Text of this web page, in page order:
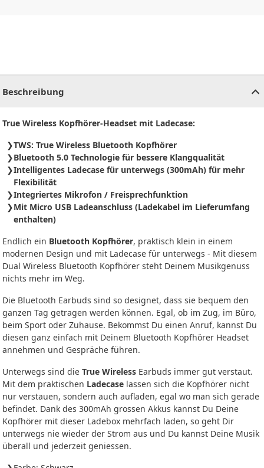
Beschreibung
True Wireless Kopfhörer-Headset mit Ladecase:
TWS: True Wireless Bluetooth Kopfhörer
Bluetooth 5.0 Technologie für bessere Klangqualität
Intelligentes Ladecase für unterwegs (300mAh) für mehr
Flexibilität
Integriertes Mikrofon / Freisprechfunktion
Mit Micro USB Ladeanschluss (Ladekabel im Lieferumfang
enthalten)
Endlich ein Bluetooth Kopfhörer, praktisch klein in einem
modernen Design und mit Ladecase für unterwegs - Mit diesem
Dual Wireless Bluetooth Kopfhörer steht Deinem Musikgenuss
nichts mehr im Weg.
Die Bluetooth Earbuds sind so designet, dass sie bequem den
ganzen Tag getragen werden können. Egal, ob im Zug, im Büro,
beim Sport oder Zuhause. Bekommst Du einen Anruf, kannst Du
diesen ganz einfach mit Deinem Bluetooth Kopfhörer Headset
annehmen und Gespräche führen.
Unterwegs sind die True Wireless Earbuds immer gut verstaut.
Mit dem praktischen Ladecase lassen sich die Kopfhörer nicht
nur verstauen, sondern auch aufladen, egal wo man sich gerade
befindet. Dank des 300mAh grossen Akkus kannst Du Deine
Kopfhörer mit dieser Ladebox mehrfach laden, so geht Dir
unterwegs nie wieder der Strom aus und Du kannst Deine Musik
überall und jederzeit geniessen.